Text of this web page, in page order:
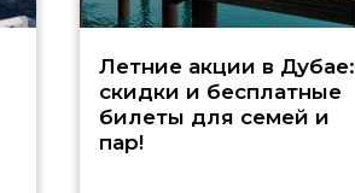
Летние акции в Дубае:
скидки и бесплатные
билеты для семей и
пар!